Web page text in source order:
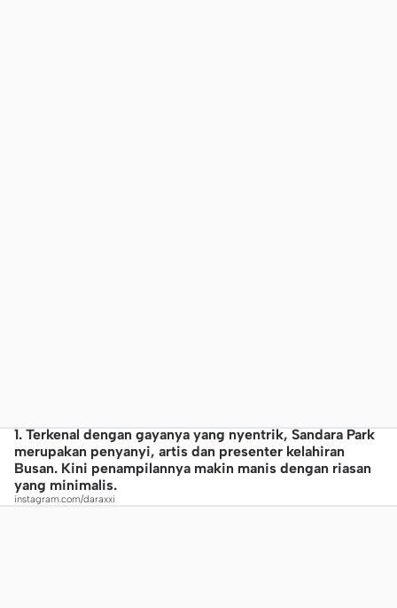
1. Terkenal dengan gayanya yang nyentrik, Sandara Park
merupakan penyanyi, artis dan presenter kelahiran
Busan. Kini penampilannya makin manis dengan riasan
yang minimalis.
instagram.com/daraxxi